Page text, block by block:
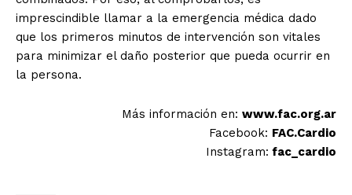
imprescindible llamar a la emergencia médica dado
que los primeros minutos de intervención son vitales
para minimizar el daño posterior que pueda ocurrir en
la persona.
Más información en: www.fac.org.ar
Facebook: FAC.Cardio
Instagram: fac_cardio